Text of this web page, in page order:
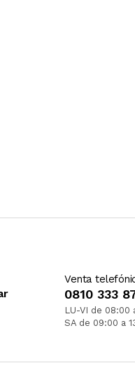
Venta
0810 333
LU-VI de 08:00
SA de 09:00 a